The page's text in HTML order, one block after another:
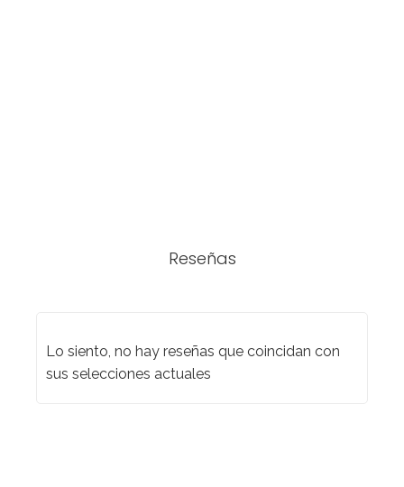
Reseñas
Lo siento, no hay reseñas que coincidan con
sus selecciones actuales